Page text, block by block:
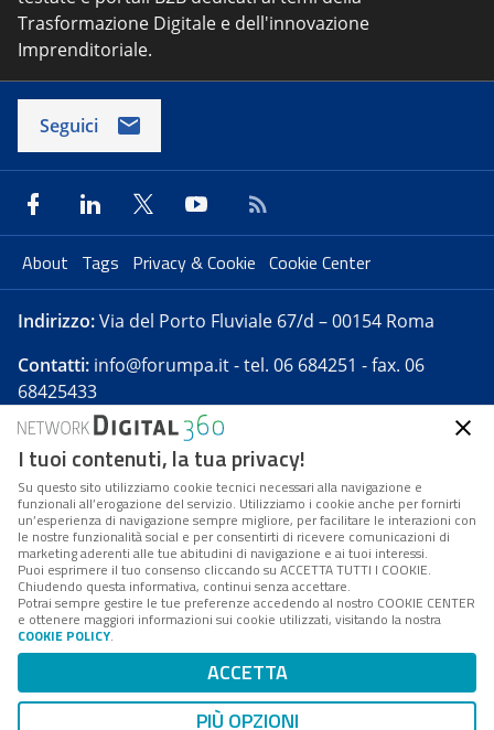
Trasformazione Digitale e dell'innovazione
Imprenditoriale.
Seguici
About Tags Privacy & Cookie Cookie Center
Indirizzo:Via del Porto Fluviale 67/d – 00154 Roma
Contatti: info@forumpa.it- tel. 06 684251 - fax. 06
68425433
Forumpa.itè una pubblicazione telematica iscritta
presso Registro della stampa del Tribunale di Roma -
Reg. n. 182 del 2 maggio 2008 - Direttore resp. Michela
Stentella
FPA s.r.l. è società soggetta a Direzione e
Coordinamento da parte di Digital360 S.p.A. - FPA s.r.l.
è un'azienda certificata per il sistema di management
Codice Fiscale/Partita IVA n. 10693191008 - R.E.A. Roma
n. 1249791. ISP AWS
Mappa del sito
I tuoi contenuti, la tua privacy!
Su questo sito utilizziamo cookie tecnici necessari alla navigazione e
funzionali all’erogazione del servizio. Utilizziamo i cookie anche per fornirti
un’esperienza di navigazione sempre migliore, per facilitare le interazioni con
le nostre funzionalità social e per consentirti di ricevere comunicazioni di
marketing aderenti alle tue abitudini di navigazione e ai tuoi interessi.
Puoi esprimere il tuo consenso cliccando su ACCETTA TUTTI I COOKIE.
Chiudendo questa informativa, continui senza accettare.
Potrai sempre gestire le tue preferenze accedendo al nostro COOKIE CENTER
e ottenere maggiori informazioni sui cookie utilizzati, visitando la nostra
COOKIE POLICY.
ACCETTA
PIÙ OPZIONI